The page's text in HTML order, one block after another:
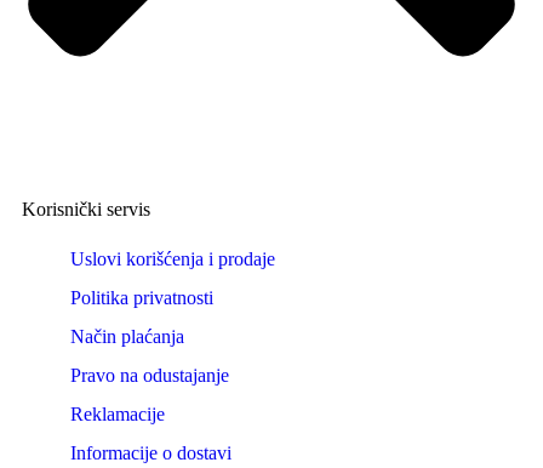
Korisnički servis
Uslovi korišćenja i prodaje
Politika privatnosti
Način plaćanja
Pravo na odustajanje
Reklamacije
Informacije o dostavi